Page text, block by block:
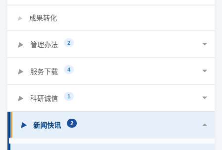
▶ 成果转化
▶ 管理办法 2
▶ 服务下载 4
▶ 科研诚信 1
▶ 新闻快讯 2